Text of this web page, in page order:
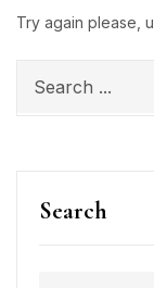
Search
Try again please,